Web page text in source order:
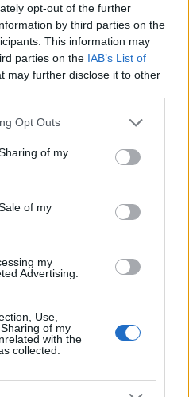
opt-out of the further
by third parties on the
This information may
parties on the IAB’s List of
may further disclose it to other
uses one or more Google
behaviour. You may click to
and its third-party tags to
purposes in below Google
Opt Outs
of my
of my
my
Advertising.
Use,
of my
with the
collected.
εδώ
50 /50
Μετέτρεψαν το
Σαρακήνικο της
ελικοδρόμιο –
το ελικόπτερο τους
κάνουν μπάνιο